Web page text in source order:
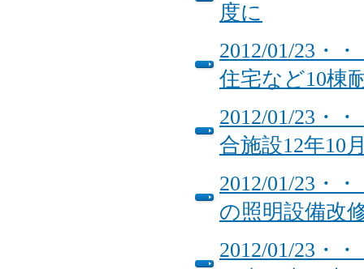
度に
2012/01/23・
住宅など10棟
2012/01/23・
合施設12年10
2012/01/23・
の照明設備改
2012/01/23・